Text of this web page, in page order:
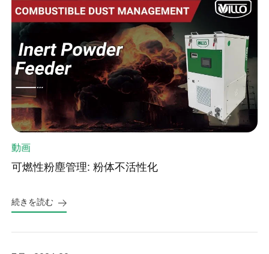
動画
可燃性粉塵管理: 粉体不活性化
続きを読む